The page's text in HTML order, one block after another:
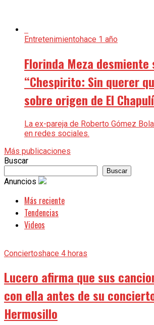
Entretenimientohace 1 año
Florinda Meza desmiente
“Chespirito: Sin querer
sobre origen de El
La ex-pareja de Roberto Gómez
en redes sociales.
Más publicaciones
Buscar
Buscar
Anuncios
Más reciente
Tendencias
Videos
Conciertoshace 4 horas
Lucero afirma que sus
con ella antes de su
Hermosillo